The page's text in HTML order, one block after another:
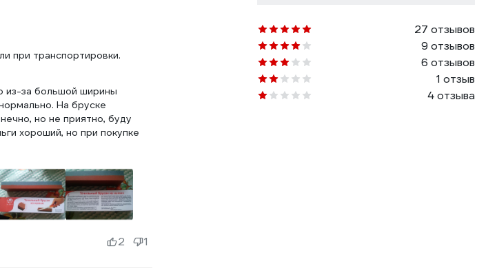
при транспортировки.
из-за большой ширины
На бруске
но не приятно, буду
хороший, но при покупке
2 1
27 отзывов
9 отзывов
6 отзывов
1 отзыв
4 отзыва